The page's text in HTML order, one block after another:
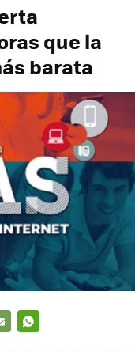
que la
barata